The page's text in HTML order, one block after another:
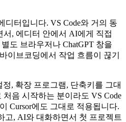
디터입니다. VS Code와 거의 동
, 에디터 안에서 AI에게 직접
도 브라우저나 ChatGPT 창을
이브코딩에서 작업 흐름이 끊기
, 확장 프로그램, 단축키를 그대
음 시작하는 분이라도 VS Code
Cursor에도 그대로 적용됩니다.
고, AI와 대화하면서 첫 프로젝트